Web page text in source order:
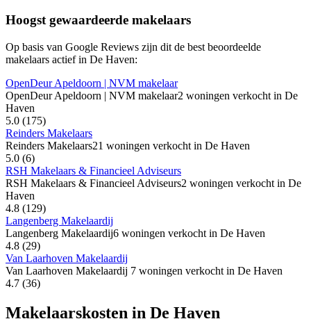
Hoogst gewaardeerde makelaars
Op basis van Google Reviews zijn dit de best beoordeelde
makelaars actief in De Haven:
OpenDeur Apeldoorn | NVM makelaar
OpenDeur Apeldoorn | NVM makelaar2 woningen verkocht in De
Haven
5.0 (175)
Reinders Makelaars
Reinders Makelaars21 woningen verkocht in De Haven
5.0 (6)
RSH Makelaars & Financieel Adviseurs
RSH Makelaars & Financieel Adviseurs2 woningen verkocht in De
Haven
4.8 (129)
Langenberg Makelaardij
Langenberg Makelaardij6 woningen verkocht in De Haven
4.8 (29)
Van Laarhoven Makelaardij
Van Laarhoven Makelaardij 7 woningen verkocht in De Haven
4.7 (36)
Makelaarskosten in De Haven